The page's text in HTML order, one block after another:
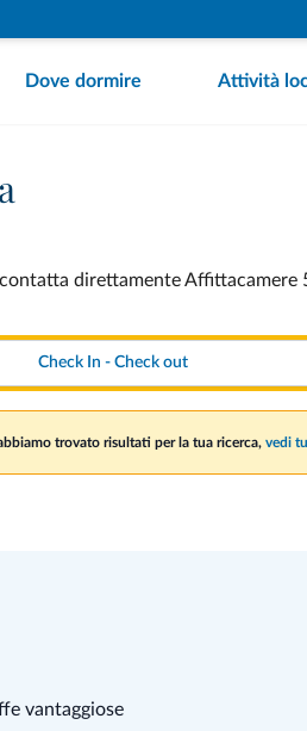
Dove dormire Attività
direttamente
trovato risultati per la tua ricerca, vedi
vantaggiose